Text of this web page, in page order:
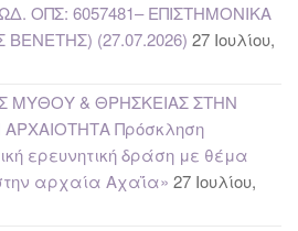
ΟΠΣ: 6057481– ΕΠΙΣΤΗΜΟΝΙΚΑ
(27.07.2026) 27 Ιουλίου,
ΜΥΘΟΥ & ΘΡΗΣΚΕΙΑΣ ΣΤΗΝ
Πρόσκληση
ερευνητική δράση με θέμα
αρχαία Αχαΐα» 27 Ιουλίου,